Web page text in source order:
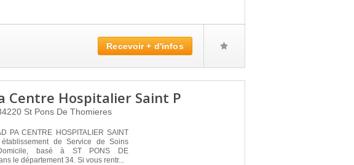
Recevoir + d'infos
Centre Hospitalier Saint P
St Pons De Thomieres
PA CENTRE HOSPITALIER SAINT
de Service de Soins
basé à ST PONS DE
le département 34. Si vous rentr...